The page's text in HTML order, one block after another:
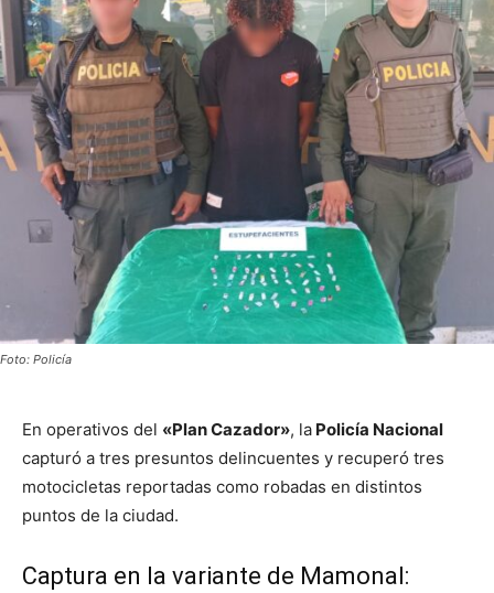
Foto: Policía
En operativos del «Plan Cazador», la Policía Nacional
capturó a tres presuntos delincuentes y recuperó tres
motocicletas reportadas como robadas en distintos
puntos de la ciudad.
Captura en la variante de Mamonal: